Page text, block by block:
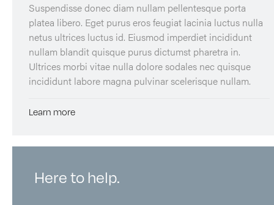
Suspendisse donec diam nullam pellentesque porta
platea libero. Eget purus eros feugiat lacinia luctus nulla
netus ultrices luctus id. Eiusmod imperdiet incididunt
nullam blandit quisque purus dictumst pharetra in.
Ultrices morbi vitae nulla dolore sodales nec quisque
incididunt labore magna pulvinar scelerisque nullam.
Learn more
Here to help.